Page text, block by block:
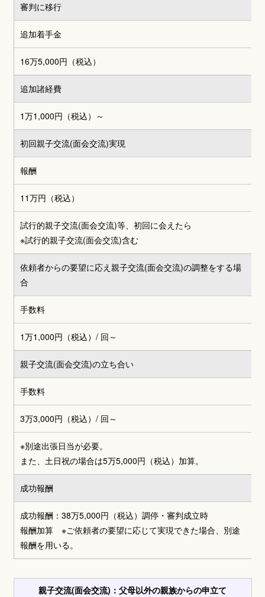
審判に移行
追加着手金
16万5,000円（税込）
追加諸経費
1万1,000円（税込）～
初回親子交流(面会交流)実現
報酬
11万円（税込）
試行的親子交流(面会交流)等、初回に会えたら
※試行的親子交流(面会交流)含む
依頼者からの要望に応え親子交流(面会交流)の調整をする場
合
手数料
1万1,000円（税込） / 回～
親子交流(面会交流)の立ち合い
手数料
3万3,000円（税込） / 回～
※別途出張日当が必要。
また、土日祝の場合は5万5,000円（税込）加算。
成功報酬
成功報酬：38万5,000円（税込）調停・審判成立時
報酬加算 ※ご依頼者の要望に応じて実現できた場合、別途
報酬を用いる。
親子交流(面会交流)：父母以外の親族からの申立て